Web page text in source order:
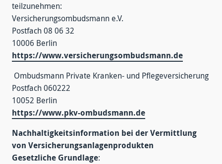
teilzunehmen:
Versicherungsombudsmann e.V.
Postfach 08 06 32
10006 Berlin
https://www.versicherungsombudsmann.de
Ombudsmann Private Kranken- und Pflegeversicherung
Postfach 060222
10052 Berlin
https://www.pkv-ombudsmann.de
Nachhaltigkeitsinformation bei der Vermittlung
von Versicherungsanlagenprodukten
Gesetzliche Grundlage: